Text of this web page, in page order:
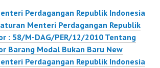
Perdagangan Republik Indonesia
Menteri Perdagangan Republik
: 58/M-DAG/PER/12/2010 Tentang
Barang Modal Bukan Baru New
Perdagangan Republik Indonesia